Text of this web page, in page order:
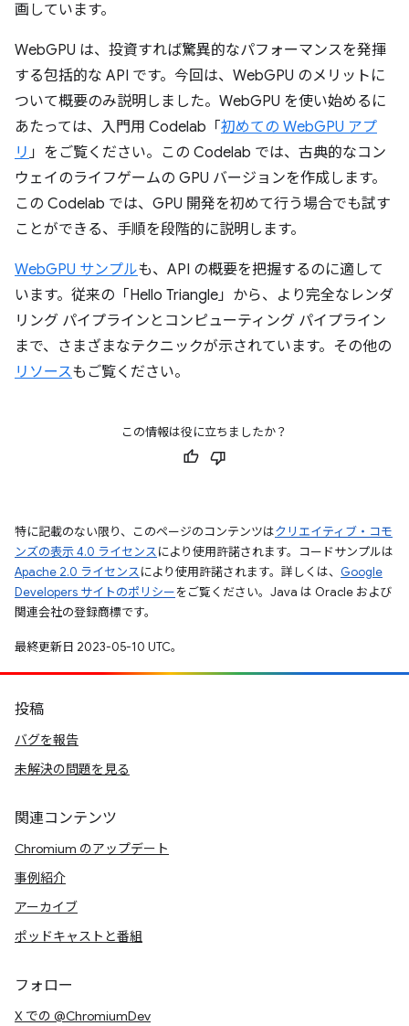
画しています。
WebGPU は、投資すれば驚異的なパフォーマンスを発揮
する包括的な API です。今回は、WebGPU のメリットに
ついて概要のみ説明しました。WebGPU を使い始めるに
あたっては、入門用 Codelab「 初めての WebGPU アプ
リ」をご覧ください。この Codelab では、古典的なコン
ウェイのライフゲームの GPU バージョンを作成します。
この Codelab では、GPU 開発を初めて行う場合でも試す
ことができる、手順を段階的に説明します。
WebGPU サンプルも、API の概要を把握するのに適して
います。従来の「Hello Triangle」から、より完全なレンダ
リング パイプラインとコンピューティング パイプライン
まで、さまざまなテクニックが示されています。その他の
リソースもご覧ください。
この情報は役に立ちましたか？
特に記載のない限り、このページのコンテンツはクリエイティブ・コモ
ンズの表示 4.0 ライセンスにより使用許諾されます。コードサンプルは
Apache 2.0 ライセンスにより使用許諾されます。詳しくは、 Google
Developers サイトのポリシーをご覧ください。Java は Oracle および
関連会社の登録商標です。
最終更新日 2023-05-10 UTC。
投稿
バグを報告
未解決の問題を見る
関連コンテンツ
Chromium のアップデート
事例紹介
アーカイブ
ポッドキャストと番組
フォロー
X での @ChromiumDev